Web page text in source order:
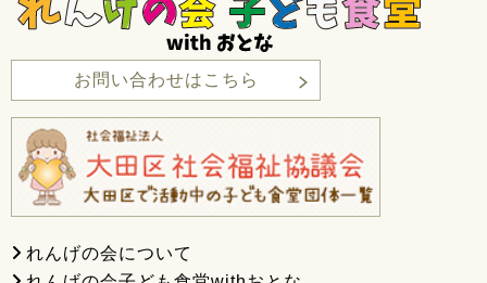
お問い合わせはこちら
れんげの会について